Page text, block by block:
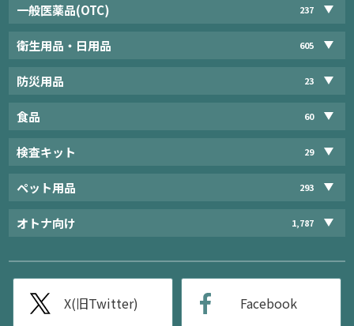
一般医薬品(OTC) 237
衛生用品・日用品 605
防災用品 23
食品 60
検査キット 29
ペット用品 293
オトナ向け 1,787
X(旧Twitter) Facebook